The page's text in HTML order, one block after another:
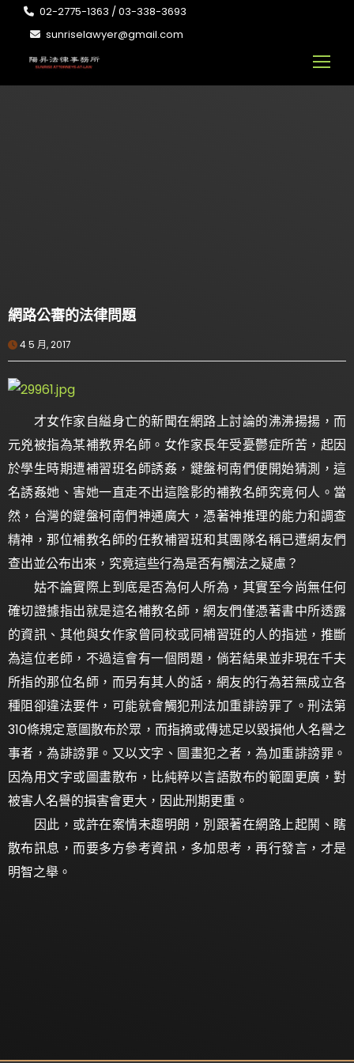
02-2775-1363 / 03-338-3693
sunriselawyer@gmail.com
網路公審的法律問題
4 5 月, 2017
才女作家自縊身亡的新聞在網路上討論的沸沸揚揚，而
元兇被指為某補教界名師。女作家長年受憂鬱症所苦，起因
於學生時期遭補習班名師誘姦，鍵盤柯南們便開始猜測，這
名誘姦她、害她一直走不出這陰影的補教名師究竟何人。當
然，台灣的鍵盤柯南們神通廣大，憑著神推理的能力和調查
精神，那位補教名師的任教補習班和其團隊名稱已遭網友們
查出並公布出來，究竟這些行為是否有觸法之疑慮？
姑不論實際上到底是否為何人所為，其實至今尚無任何
確切證據指出就是這名補教名師，網友們僅憑著書中所透露
的資訊、其他與女作家曾同校或同補習班的人的指述，推斷
為這位老師，不過這會有一個問題，倘若結果並非現在千夫
所指的那位名師，而另有其人的話，網友的行為若無成立各
種阻卻違法要件，可能就會觸犯刑法加重誹謗罪了。刑法第
310條規定意圖散布於眾，而指摘或傳述足以毀損他人名譽之
事者，為誹謗罪。又以文字、圖畫犯之者，為加重誹謗罪。
因為用文字或圖畫散布，比純粹以言語散布的範圍更廣，對
被害人名譽的損害會更大，因此刑期更重。
因此，或許在案情未趨明朗，別跟著在網路上起鬨、瞎
散布訊息，而要多方參考資訊，多加思考，再行發言，才是
明智之舉。